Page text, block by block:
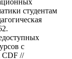
студентам
с
CDF //